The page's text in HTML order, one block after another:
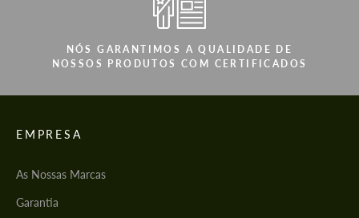
NÓS GARANTIMOS A QUALIDADE DE
NOSSOS PRODUTOS COM CERTIFICADOS
EMPRESA
As Nossas Marcas
Garantia